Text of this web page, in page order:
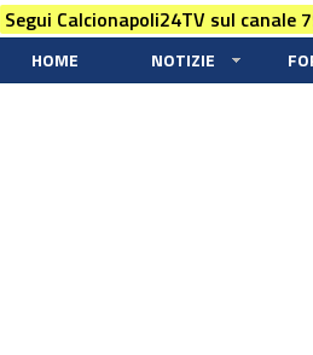
Segui Calcionapoli24TV sul canale
HOME NOTIZIE